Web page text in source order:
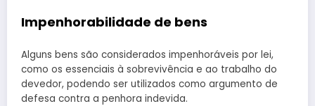
Impenhorabilidade de bens
Alguns bens são considerados impenhoráveis por lei,
como os essenciais à sobrevivência e ao trabalho do
devedor, podendo ser utilizados como argumento de
defesa contra a penhora indevida.